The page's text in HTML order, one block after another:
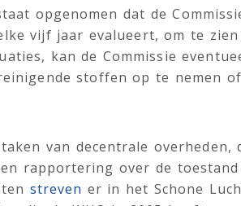
opgenomen dat de
vijf jaar evalueert, om te
kan de Commissie
stoffen op te nemen
van decentrale overheden,
rapportering over de
streven er in het Schone